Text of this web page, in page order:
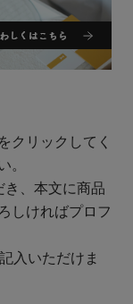
クリックしてく
。
き、本文に商品
しければプロフ
入いただけま